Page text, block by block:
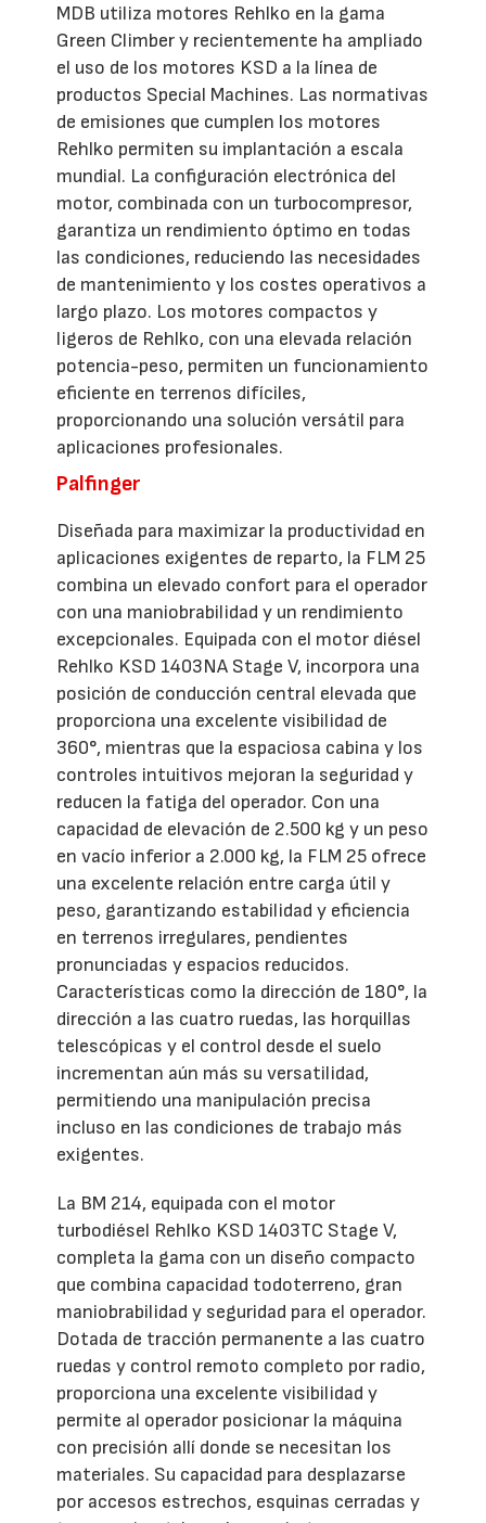
MDB utiliza motores Rehlko en la gama
Green Climber y recientemente ha ampliado
el uso de los motores KSD a la línea de
productos Special Machines. Las normativas
de emisiones que cumplen los motores
Rehlko permiten su implantación a escala
mundial. La configuración electrónica del
motor, combinada con un turbocompresor,
garantiza un rendimiento óptimo en todas
las condiciones, reduciendo las necesidades
de mantenimiento y los costes operativos a
largo plazo. Los motores compactos y
ligeros de Rehlko, con una elevada relación
potencia-peso, permiten un funcionamiento
eficiente en terrenos difíciles,
proporcionando una solución versátil para
aplicaciones profesionales.
Palfinger
Diseñada para maximizar la productividad en
aplicaciones exigentes de reparto, la FLM 25
combina un elevado confort para el operador
con una maniobrabilidad y un rendimiento
excepcionales. Equipada con el motor diésel
Rehlko KSD 1403NA Stage V, incorpora una
posición de conducción central elevada que
proporciona una excelente visibilidad de
360°, mientras que la espaciosa cabina y los
controles intuitivos mejoran la seguridad y
reducen la fatiga del operador. Con una
capacidad de elevación de 2.500 kg y un peso
en vacío inferior a 2.000 kg, la FLM 25 ofrece
una excelente relación entre carga útil y
peso, garantizando estabilidad y eficiencia
en terrenos irregulares, pendientes
pronunciadas y espacios reducidos.
Características como la dirección de 180°, la
dirección a las cuatro ruedas, las horquillas
telescópicas y el control desde el suelo
incrementan aún más su versatilidad,
permitiendo una manipulación precisa
incluso en las condiciones de trabajo más
exigentes.
La BM 214, equipada con el motor
turbodiésel Rehlko KSD 1403TC Stage V,
completa la gama con un diseño compacto
que combina capacidad todoterreno, gran
maniobrabilidad y seguridad para el operador.
Dotada de tracción permanente a las cuatro
ruedas y control remoto completo por radio,
proporciona una excelente visibilidad y
permite al operador posicionar la máquina
con precisión allí donde se necesitan los
materiales. Su capacidad para desplazarse
por accesos estrechos, esquinas cerradas y